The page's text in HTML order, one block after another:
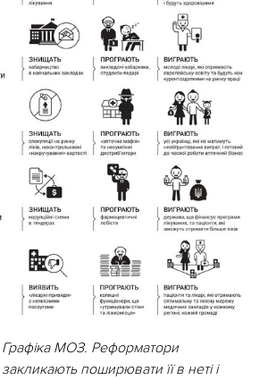
Графіка МОЗ. Реформатори
закликають поширювати її в неті і